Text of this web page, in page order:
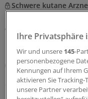
Schwere kutane
DRESS-
Welche
DRESS-Syndrom?
(dZh) in Freiburg hat
27.07.2026
Ihre Privatsphäre
Wir und unsere 145-
personenbezogene
Kennungen auf Ihrem
aktivieren Sie
unsere Partner